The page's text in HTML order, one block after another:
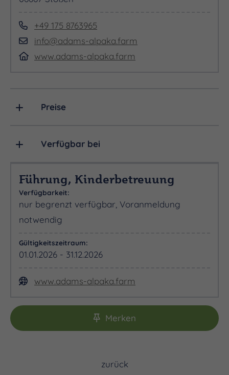
+49 175 8763965
info@adams-alpaka.farm
www.adams-alpaka.farm
Preise
Verfügbar bei
Führung, Kinderbetreuung
Verfügbarkeit:
nur begrenzt verfügbar, Voranmeldung
notwendig
Gültigkeitszeitraum:
01.01.2026 - 31.12.2026
www.adams-alpaka.farm
Merken
zurück